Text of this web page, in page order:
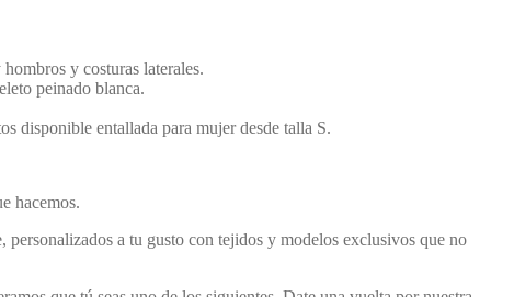
y costuras laterales.
peinado blanca.
disponible entallada para mujer desde talla S.
hacemos.
a tu gusto con tejidos y modelos exclusivos que no